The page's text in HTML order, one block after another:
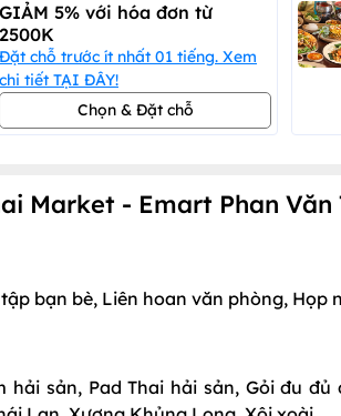
GIẢM 5% với hóa đơn từ
2500K
Đặt chỗ trước ít nhất 01 tiếng. Xem
chi tiết TẠI ĐÂY!
Chọn & Đặt chỗ
Market - Emart Phan Văn
bạn bè, Liên hoan văn phòng, Họp
hải sản, Pad Thai hải sản, Gỏi đu